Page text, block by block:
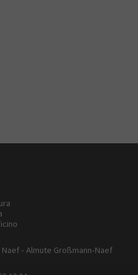
- Almute Großmann-Naef